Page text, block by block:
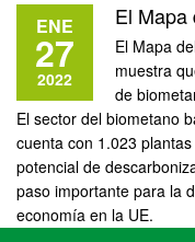
ENE
27
2022
El Mapa
El Mapa
muestra
de
El sector del biometano
cuenta con 1.023
potencial de
paso importante para la
economía en la UE.